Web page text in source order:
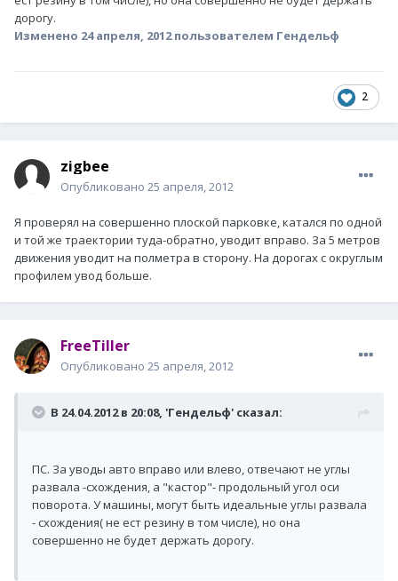
дорогу.
Изменено 24 апреля, 2012пользователем Гендельф
2
zigbee
Опубликовано 25 апреля, 2012
Я проверял на совершенно плоской парковке, катался по одной
и той же траектории туда-обратно, уводит вправо. За 5 метров
движения уводит на полметра в сторону. На дорогах с округлым
профилем увод больше.
FreeTiller
Опубликовано 25 апреля, 2012
В 24.04.2012 в 20:08, 'Гендельф' сказал:
ПС. За уводы авто вправо или влево, отвечают не углы
развала -схождения, а "кастор"- продольный угол оси
поворота. У машины, могут быть идеальные углы развала
- схождения( не ест резину в том числе), но она
совершенно не будет держать дорогу.